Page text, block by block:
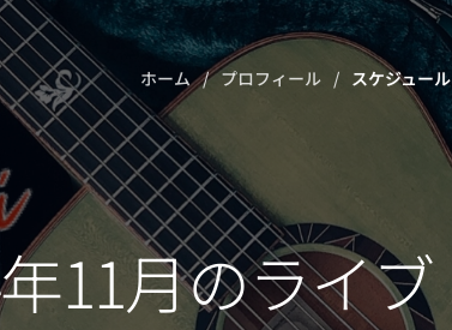
ホーム プロフィール スケジュール
11月のライブ